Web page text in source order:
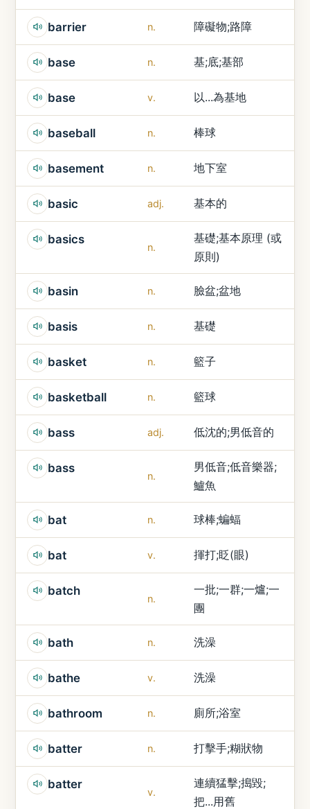
barrier n. 障礙物;路障
base n. 基;底;基部
base v. 以...為基地
baseball n. 棒球
basement n. 地下室
basic adj. 基本的
basics
n.
基礎;基本原理 (或
原則)
basin n. 臉盆;盆地
basis n. 基礎
basket n. 籃子
basketball n. 籃球
bass adj. 低沈的;男低音的
bass
n.
男低音;低音樂器;
鱸魚
bat n. 球棒;蝙蝠
bat v. 揮打;眨(眼)
batch
n.
一批;一群;一爐;一
團
bath n. 洗澡
bathe v. 洗澡
bathroom n. 廁所;浴室
batter n. 打擊手;糊狀物
batter
v.
連續猛擊;搗毀;
把...用舊